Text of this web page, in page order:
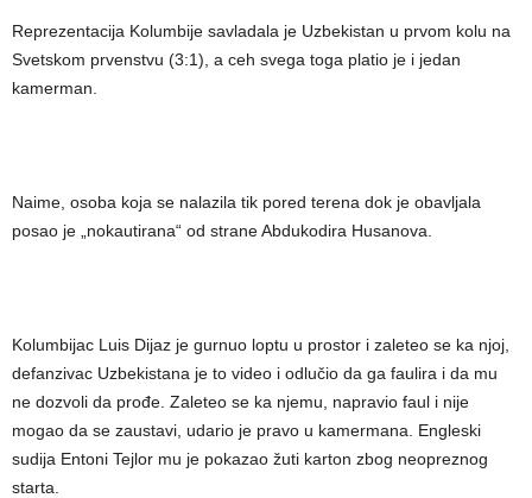
Reprezentacija Kolumbije savladala je Uzbekistan u prvom kolu na
Svetskom prvenstvu (3:1), a ceh svega toga platio je i jedan
kamerman.
Naime, osoba koja se nalazila tik pored terena dok je obavljala
posao je „nokautirana“ od strane Abdukodira Husanova.
Kolumbijac Luis Dijaz je gurnuo loptu u prostor i zaleteo se ka njoj,
defanzivac Uzbekistana je to video i odlučio da ga faulira i da mu
ne dozvoli da prođe. Zaleteo se ka njemu, napravio faul i nije
mogao da se zaustavi, udario je pravo u kamermana. Engleski
sudija Entoni Tejlor mu je pokazao žuti karton zbog neopreznog
starta.